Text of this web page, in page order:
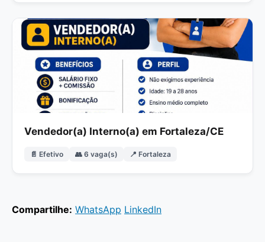
Vendedor(a) Interno(a) em Fortaleza/CE
📄 Efetivo 👥 6 vaga(s) 📍 Fortaleza
Compartilhe: WhatsApp LinkedIn